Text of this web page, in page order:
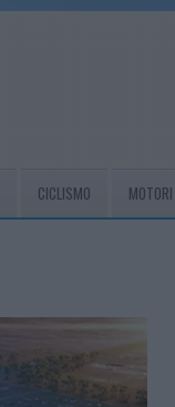
CICLISMO MOTORI